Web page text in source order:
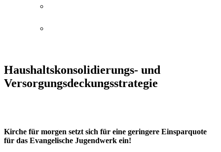
Haushaltskonsolidierungs- und
Versorgungsdeckungsstrategie
Kirche für morgen setzt sich für eine geringere Einsparquote
für das Evangelische Jugendwerk ein!